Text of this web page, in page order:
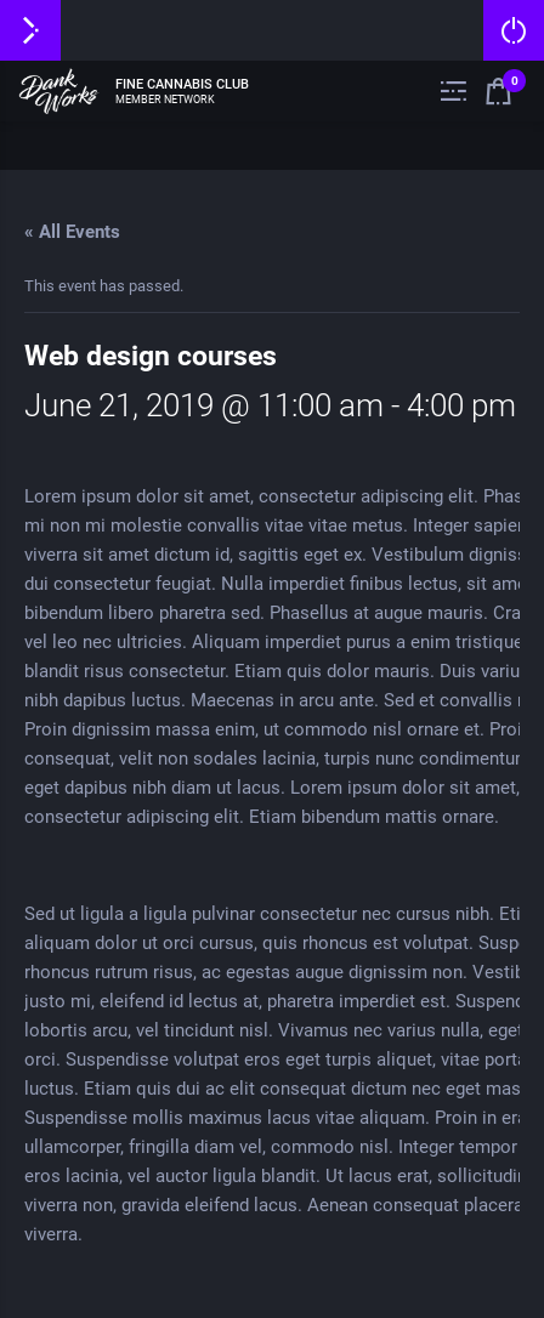
FINE CANNABIS CLUB
MEMBER NETWORK
0
« All Events
This event has passed.
Web design courses
June 21, 2019 @ 11:00 am - 4:00 pm
Lorem ipsum dolor sit amet, consectetur adipiscing elit.
mi non mi molestie convallis vitae vitae metus. Integer sapien
viverra sit amet dictum id, sagittis eget ex. Vestibulum
dui consectetur feugiat. Nulla imperdiet finibus lectus, sit amet
bibendum libero pharetra sed. Phasellus at augue mauris. Cras
vel leo nec ultricies. Aliquam imperdiet purus a enim tristique,
blandit risus consectetur. Etiam quis dolor mauris. Duis varius
nibh dapibus luctus. Maecenas in arcu ante. Sed et convallis
Proin dignissim massa enim, ut commodo nisl ornare et. Proin
consequat, velit non sodales lacinia, turpis nunc condimentum
eget dapibus nibh diam ut lacus. Lorem ipsum dolor sit amet,
consectetur adipiscing elit. Etiam bibendum mattis ornare.
Sed ut ligula a ligula pulvinar consectetur nec cursus nibh.
aliquam dolor ut orci cursus, quis rhoncus est volutpat.
rhoncus rutrum risus, ac egestas augue dignissim non.
justo mi, eleifend id lectus at, pharetra imperdiet est.
lobortis arcu, vel tincidunt nisl. Vivamus nec varius nulla, eget
orci. Suspendisse volutpat eros eget turpis aliquet, vitae porta
luctus. Etiam quis dui ac elit consequat dictum nec eget massa.
Suspendisse mollis maximus lacus vitae aliquam. Proin in erat
ullamcorper, fringilla diam vel, commodo nisl. Integer tempor
eros lacinia, vel auctor ligula blandit. Ut lacus erat, sollicitudin
viverra non, gravida eleifend lacus. Aenean consequat placerat
viverra.